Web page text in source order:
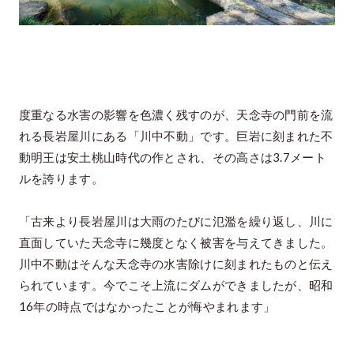
度重なる水害の影響を色濃く残すのが、天念寺の門前を流
れる長岩屋川にある「川中不動」です。巨岩に刻まれた不
動明王は安土桃山時代の作とされ、その高さは3.7メート
ルを誇ります。
「古来より長岩屋川は大雨のたびに氾濫を繰り返し、川に
直面していた天念寺に幾度となく被害を与えてきました。
川中不動はそんな天念寺の水害除けに刻まれたものと伝え
られています。今でこそ上流にダムができましたが、昭和
16年の時点ではなかったことが悔やまれます」